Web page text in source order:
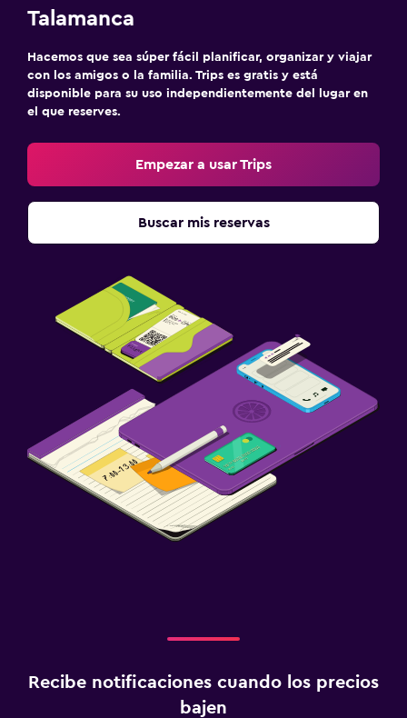
Talamanca
Hacemos que sea súper fácil planificar, organizar y viajar
con los amigos o la familia. Trips es gratis y está
disponible para su uso independientemente del lugar en
el que reserves.
Empezar a usar Trips
Buscar mis reservas
Recibe notificaciones cuando los precios
bajen